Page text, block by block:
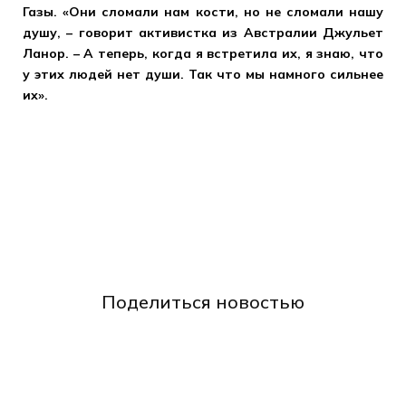
Газы. «Они сломали нам кости, но не сломали нашу
душу, – говорит активистка из Австралии Джульет
Ланор. – А теперь, когда я встретила их, я знаю, что
у этих людей нет души. Так что мы намного сильнее
их».
Поделиться новостью